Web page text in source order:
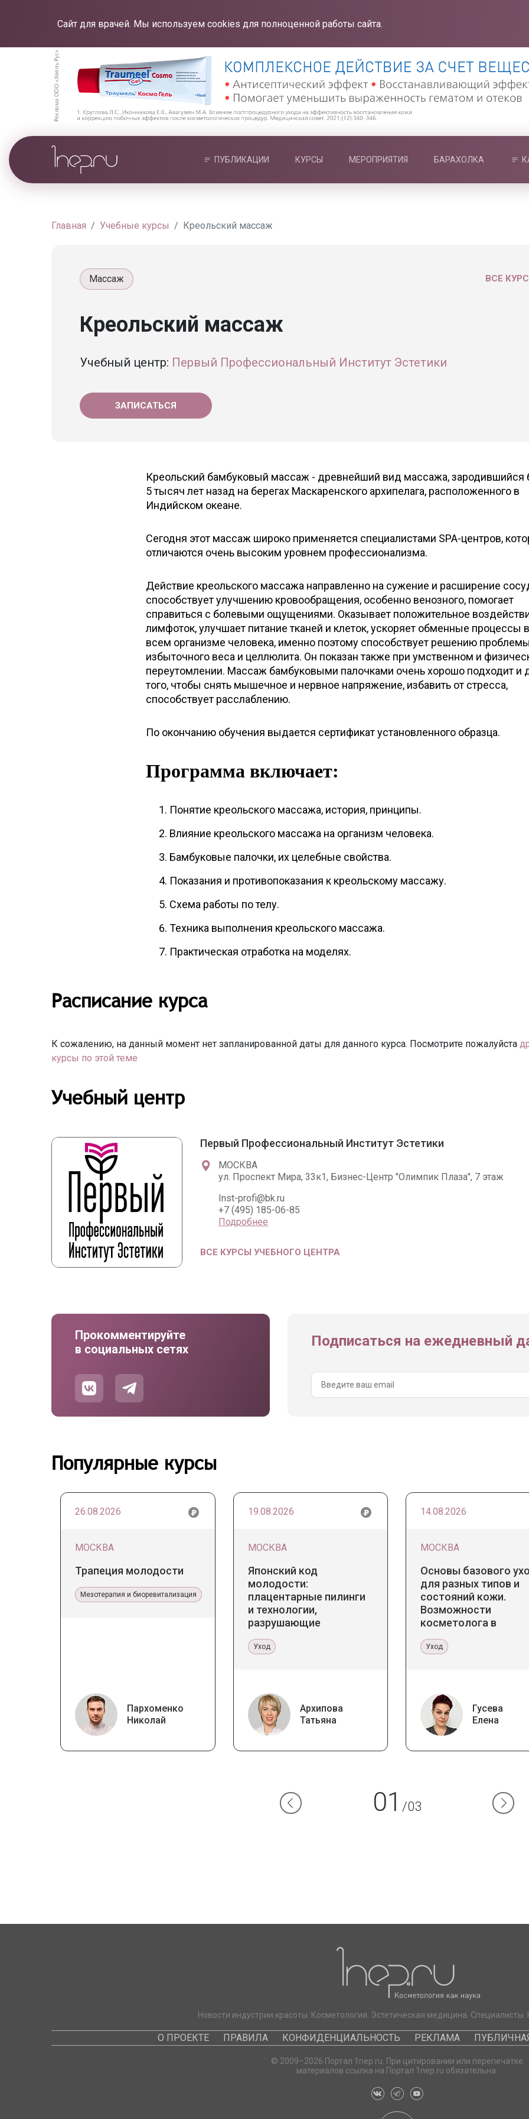
Сайт для врачей. Мы используем cookies для полноценной работы сайта.
ПУБЛИКАЦИИ КУРСЫ МЕРОПРИЯТИЯ БАРАХОЛКА
Главная Учебные курсы Креольский массаж
ВСЕ
Массаж
Креольский массаж
Учебный центр: Первый Профессиональный Институт Эстетики
ЗАПИСАТЬСЯ
Креольский бамбуковый массаж - древнейший вид массажа, зародившийся
5 тысяч лет назад на берегах Маскаренского архипелага, расположенного в
Индийском океане.
Сегодня этот массаж широко применяется специалистами SPA-центров,
отличаются очень высоким уровнем профессионализма.
Действие креольского массажа направленно на сужение и расширение
способствует улучшению кровообращения, особенно венозного, помогает
справиться с болевыми ощущениями. Оказывает положительное
лимфоток, улучшает питание тканей и клеток, ускоряет обменные процессы
всем организме человека, именно поэтому способствует решению проблемы
избыточного веса и целлюлита. Он показан также при умственном и
переутомлении. Массаж бамбуковыми палочками очень хорошо подходит и
того, чтобы снять мышечное и нервное напряжение, избавить от стресса,
способствует расслаблению.
По окончанию обучения выдается сертификат установленного образца.
Программа включает:
Понятие креольского массажа, история, принципы.
Влияние креольского массажа на организм человека.
Бамбуковые палочки, их целебные свойства.
Показания и противопоказания к креольскому массажу.
Схема работы по телу.
Техника выполнения креольского массажа.
Практическая отработка на моделях.
Расписание курса
К сожалению, на данный момент нет запланированной даты для данного курса. Посмотрите пожалуйста
курсы по этой теме
Учебный центр
Первый Профессиональный Институт Эстетики
МОСКВА
ул. Проспект Мира, 33к1, Бизнес-Центр "Олимпик Плаза", 7 этаж
Inst-profi@bk.ru
+7 (495) 185-06-85
Подробнее
ВСЕ КУРСЫ УЧЕБНОГО ЦЕНТРА
Прокомментируйте
в социальных сетях
Подписаться на ежедневный
Популярные курсы
26.08.2026
МОСКВА
Трапеция молодости
Мезотерапия и биоревитализация
Пархоменко
Николай
19.08.2026
МОСКВА
Японский код
молодости:
плацентарные пилинги
и технологии,
разрушающие
стереотипы
Уход
Архипова
Татьяна
14.08.2026
МОСКВА
Основы базового
для разных типов и
состояний кожи.
Возможности
косметолога в
кабинете и дома
Уход
Гусева
Елена
01 /03
Новости индустрии красоты. Косметология. Эстетическая медицина.
О ПРОЕКТЕ ПРАВИЛА КОНФИДЕНЦИАЛЬНОСТЬ РЕКЛАМА
© 2009–2026 Портал 1nep.ru. При цитировании или перепечатке
материалов ссылка на Портал 1nep.ru обязательна.